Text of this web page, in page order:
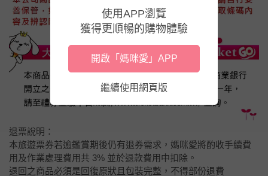
退票說明：
本旅遊票券若逾鑑賞期後仍有退券需求，媽咪愛將酌收手續費
用及作業處理費用共 3% 並於退款費用中扣除。
退回之商品必須是回復原狀且包裝完整，不得部份退費
使用APP瀏覽
獲得更順暢的購物體驗
開啟「媽咪愛」APP
繼續使用網頁版